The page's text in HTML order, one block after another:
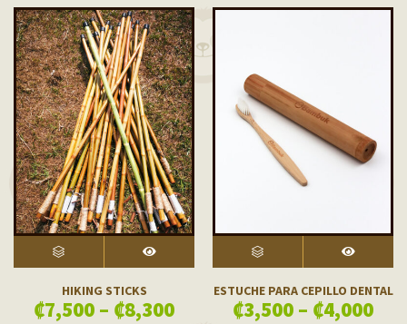
SELECT OPTIONS VISTA RÁPIDA
HIKING STICKS
₡7,500 – ₡8,300
SELECT OPTIONS VISTA RÁPIDA
ESTUCHE PARA CEPILLO DENTAL
₡3,500 – ₡4,000